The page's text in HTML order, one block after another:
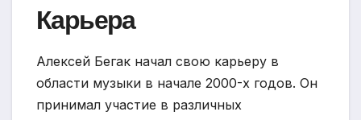
Карьера
Алексей Бегак начал свою карьеру в
области музыки в начале 2000-х годов. Он
принимал участие в различных